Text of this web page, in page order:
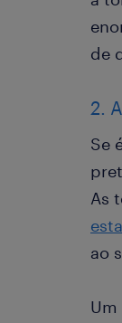
de
2.
Se
As
ao
Um